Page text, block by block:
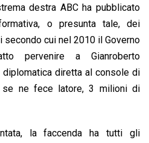
destra ABC ha pubblicato
o presunta tale, dei
cui nel 2010 il Governo
pervenire a Gianroberto
diretta al console di
se ne fece latore, 3 milioni di
la faccenda ha tutti gli